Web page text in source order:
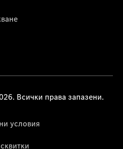
Всички права запазени.
условия